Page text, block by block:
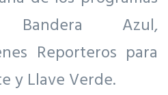
Bandera Azul,
Reporteros para
y Llave Verde.